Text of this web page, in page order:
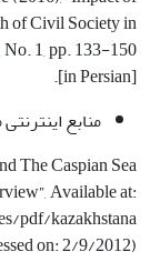
of Civil Society in
No. 1, pp. 133-150
[in Persian].
منابع
The Caspian Sea
Available at:
pdf/kazakhstana
on: 2/9/2012).